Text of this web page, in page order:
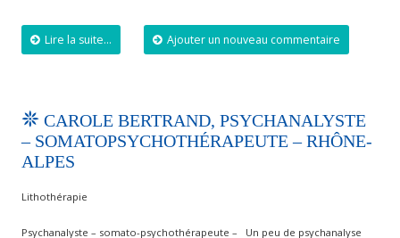
Lire la suite... Ajouter un nouveau commentaire
CAROLE BERTRAND, PSYCHANALYSTE
– SOMATOPSYCHOTHÉRAPEUTE – RHÔNE-
ALPES
Lithothérapie
Psychanalyste – somato-psychothérapeute – Un peu de psychanalyse